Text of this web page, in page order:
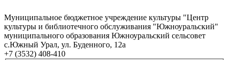
Муниципальное бюджетное учреждение культуры "Центр
культуры и библиотечного обслуживания "Южноуральский"
муниципального образования Южноуральский сельсовет
с.Южный Урал, ул. Буденного, 12а
+7 (3532) 408-410